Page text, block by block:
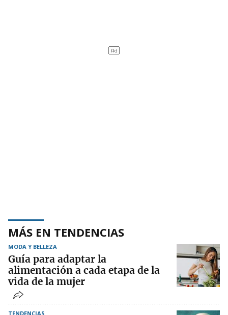
MÁS EN TENDENCIAS
MODA Y BELLEZA
Guía para adaptar la
alimentación a cada etapa de la
vida de la mujer
TENDENCIAS